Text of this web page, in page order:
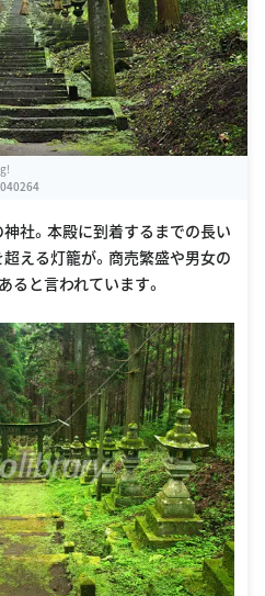
社。本殿に到着するまでの長い
える灯籠が。商売繁盛や男女の
ると言われています。